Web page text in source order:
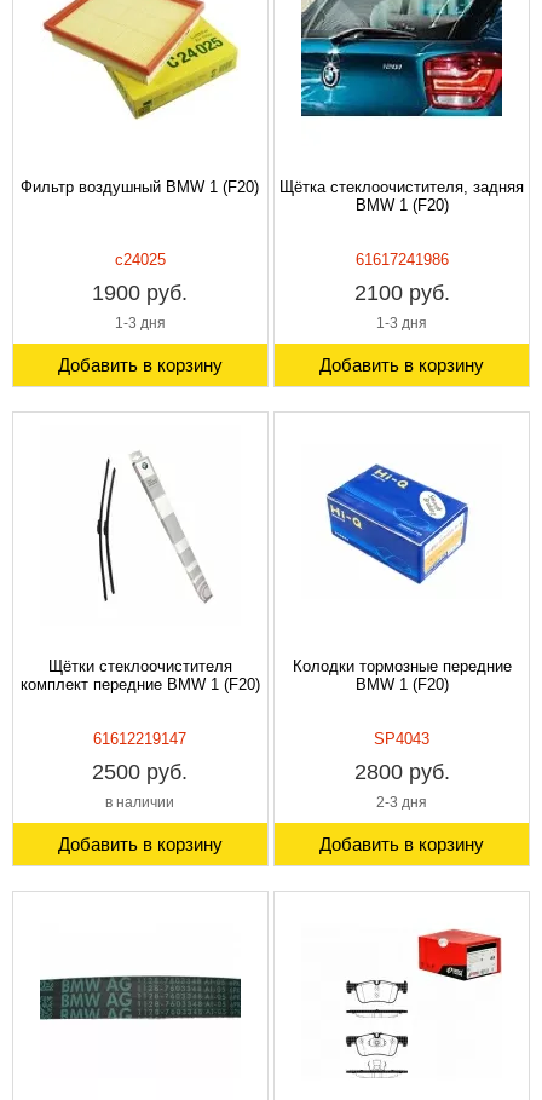
Фильтр воздушный BMW 1 (F20)
c24025
1900 руб.
1-3 дня
Добавить в корзину
Щётка стеклоочистителя, задняя
BMW 1 (F20)
61617241986
2100 руб.
1-3 дня
Добавить в корзину
Щётки стеклоочистителя
комплект передние BMW 1 (F20)
61612219147
2500 руб.
в наличии
Добавить в корзину
Колодки тормозные передние
BMW 1 (F20)
SP4043
2800 руб.
2-3 дня
Добавить в корзину